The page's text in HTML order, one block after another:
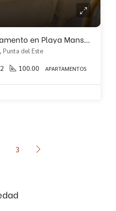
Alquiler anual, apartamento en Playa Mansa con 3 dormitorios!!
Punta del Este
2 100.00 APARTAMENTOS
3